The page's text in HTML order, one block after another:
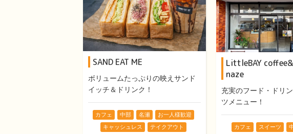
SAND EAT ME
ボリュームたっぷりの映えサンド
イッチ＆ドリンク！
カフェ 中部 名瀬
お一人様歓迎
キャッシュレス
テイクアウト
LittleBAY
naze
充実のフード・ドリ
ツメニュー！
カフェ スイーツ